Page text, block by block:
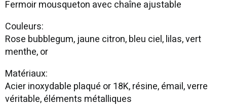
Fermoir mousqueton avec chaîne ajustable
Couleurs:
Rose bubblegum, jaune citron, bleu ciel, lilas, vert
menthe, or
Matériaux:
Acier inoxydable plaqué or 18K, résine, émail, verre
véritable, éléments métalliques